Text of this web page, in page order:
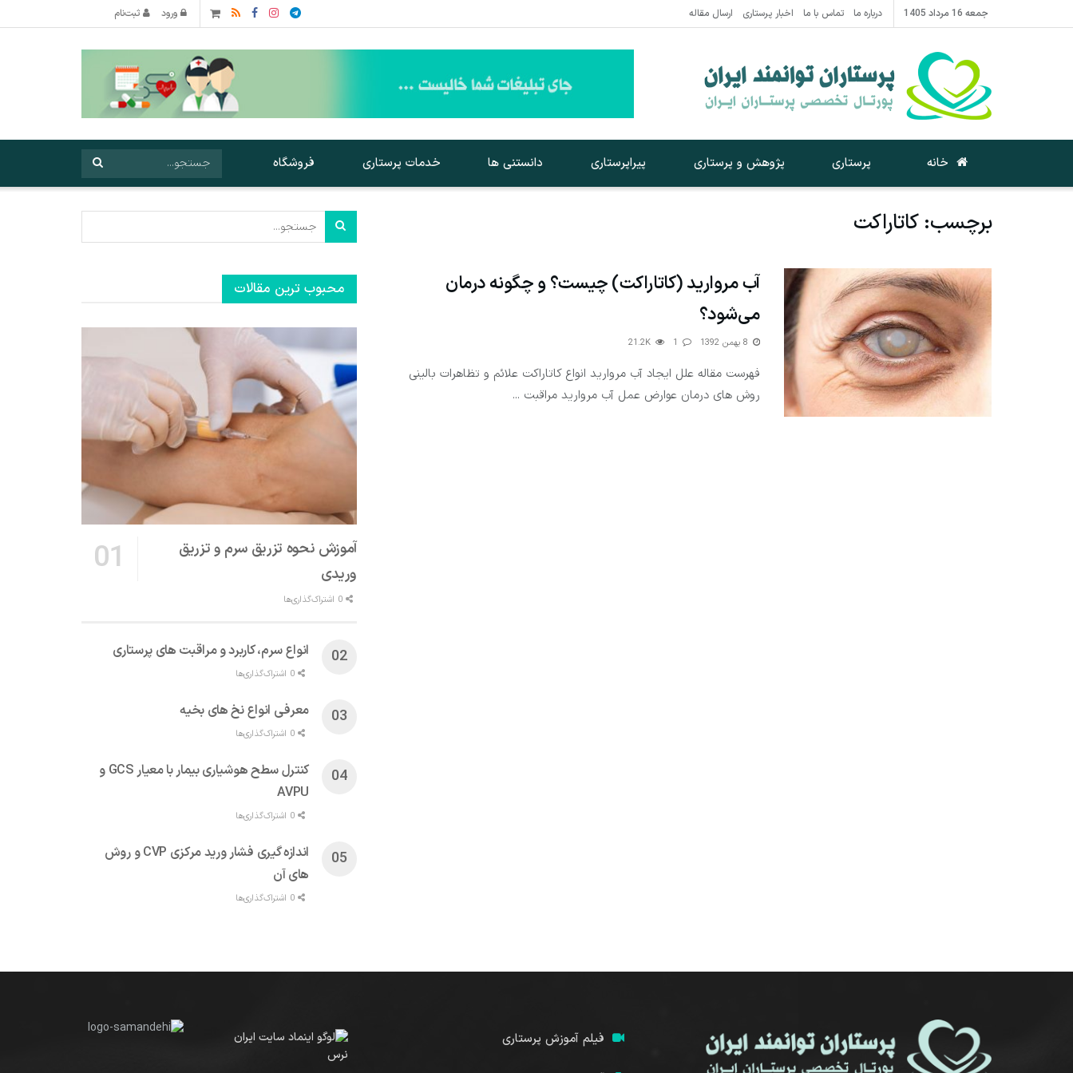
جمعه 16 مرداد 1405 درباره ما تماس با ما اخبار پرستاری ارسال مقاله ورود ثبت‌نام
خانه پرستاری پژوهش و پرستاری پیراپرستاری دانستنی ها خدمات پرستاری فروشگاه
برچسب:کاتاراکت
آب مروارید (کاتاراکت) چیست؟ و چگونه درمان
می‌شود؟
فهرست مقاله علل ایجاد آب مروارید انواع کاتاراکت علائم و تظاهرات بالینی
روش های درمان عوارض عمل آب مروارید مراقبت ...
محبوب ترین مقالات
آموزش نحوه تزریق سرم و تزریق
وریدی
انواع سرم، کاربرد و مراقبت‌ های پرستاری
معرفی انواع نخ های بخیه
کنترل سطح هوشیاری بیمار با معیار GCS و
AVPU
اندازه گیری فشار ورید مرکزی CVP و روش
های آن
فیلم آموزش پرستاری